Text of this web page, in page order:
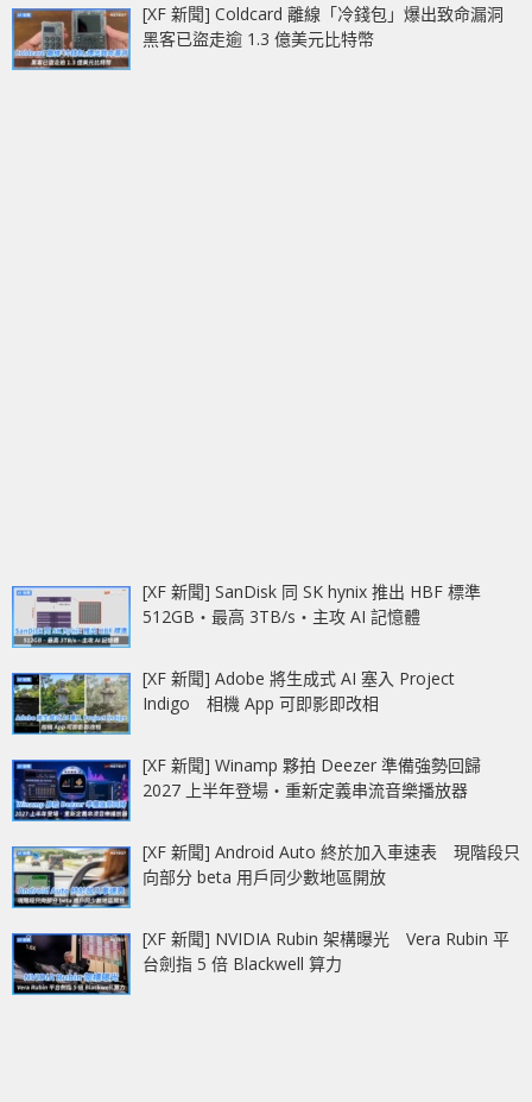
[XF 新聞] Coldcard 離線「冷錢包」爆出致命漏洞
黑客已盜走逾 1.3 億美元比特幣
[XF 新聞] SanDisk 同 SK hynix 推出 HBF 標準
512GB‧最高 3TB/s‧主攻 AI 記憶體
[XF 新聞] Adobe 將生成式 AI 塞入 Project
Indigo 相機 App 可即影即改相
[XF 新聞] Winamp 夥拍 Deezer 準備強勢回歸
2027 上半年登場‧重新定義串流音樂播放器
[XF 新聞] Android Auto 終於加入車速表 現階段只
向部分 beta 用戶同少數地區開放
[XF 新聞] NVIDIA Rubin 架構曝光 Vera Rubin 平
台劍指 5 倍 Blackwell 算力